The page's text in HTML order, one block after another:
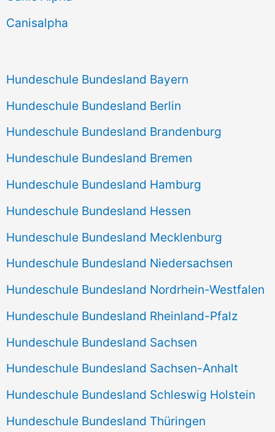
h
Canisalpha
Hundeschule Bundesland Bayern
Hundeschule Bundesland Berlin
Hundeschule Bundesland Brandenburg
Hundeschule Bundesland Bremen
Hundeschule Bundesland Hamburg
Hundeschule Bundesland Hessen
Hundeschule Bundesland Mecklenburg
Hundeschule Bundesland Niedersachsen
Hundeschule Bundesland Nordrhein-Westfalen
Hundeschule Bundesland Rheinland-Pfalz
Hundeschule Bundesland Sachsen
Hundeschule Bundesland Sachsen-Anhalt
Hundeschule Bundesland Schleswig Holstein
Hundeschule Bundesland Thüringen